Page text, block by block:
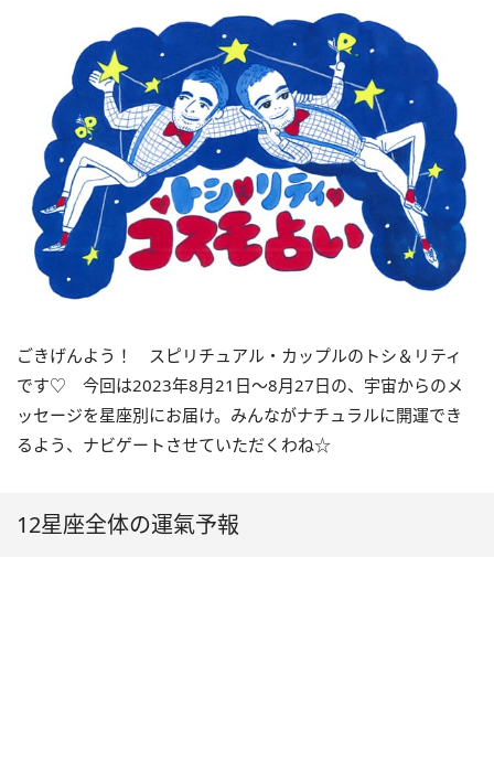
ごきげんよう！ スピリチュアル・カップルのトシ＆リティ
です♡ 今回は2023年8月21 日〜8月27日の、宇宙からのメ
ッセージを星座別にお届け。みんながナチュラルに開運でき
るよう、ナビゲートさせていただくわね☆
12星座全体の運氣予報